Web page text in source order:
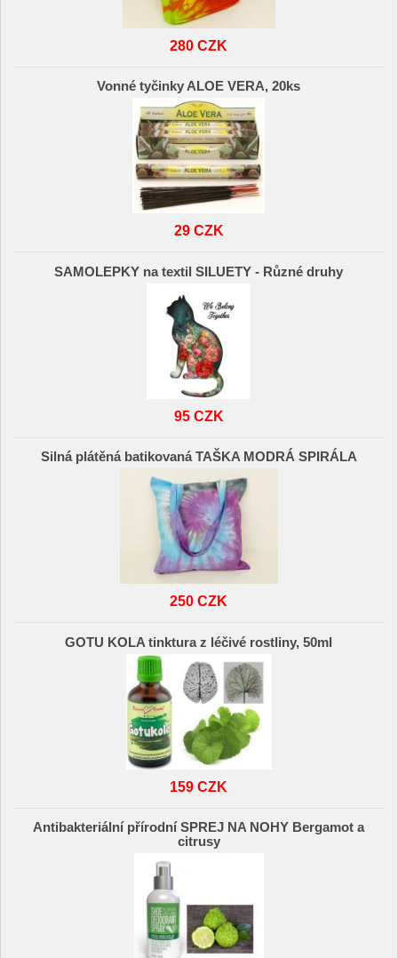
280 CZK
Vonné tyčinky ALOE VERA, 20ks
29 CZK
SAMOLEPKY na textil SILUETY - Různé druhy
95 CZK
Silná plátěná batikovaná TAŠKA MODRÁ SPIRÁLA
250 CZK
GOTU KOLA tinktura z léčivé rostliny, 50ml
159 CZK
Antibakteriální přírodní SPREJ NA NOHY Bergamot a
citrusy